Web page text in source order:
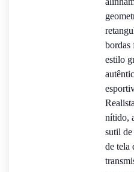
bordas
estilo
nítido,
sutil de
de tela